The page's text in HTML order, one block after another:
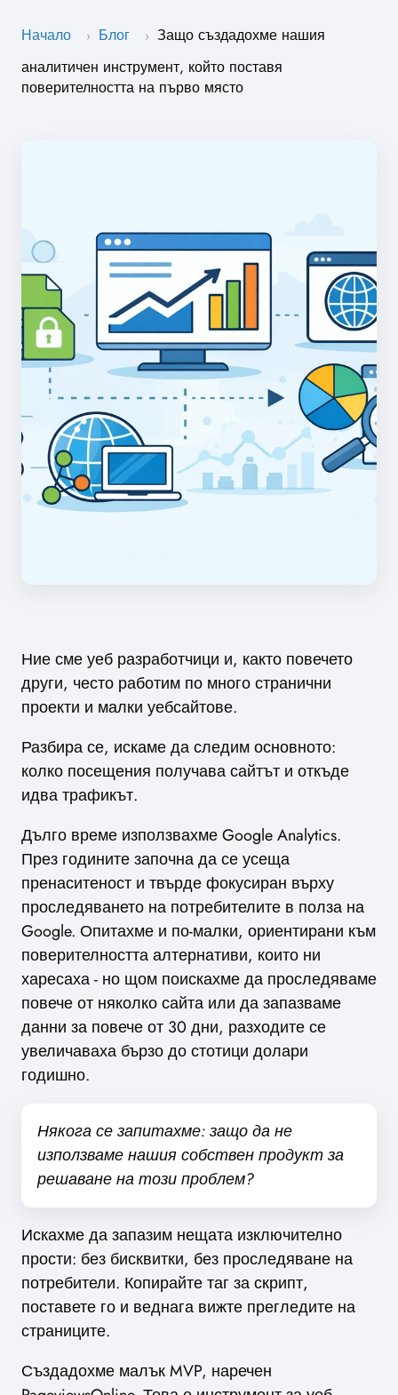
Начало › Блог › Защо създадохме нашия
аналитичен инструмент, който поставя
поверителността на първо място
Ние сме уеб разработчици и, както повечето
други, често работим по много странични
проекти и малки уебсайтове.
Разбира се, искаме да следим основното:
колко посещения получава сайтът и откъде
идва трафикът.
Дълго време използвахме Google Analytics.
През годините започна да се усеща
пренаситеност и твърде фокусиран върху
проследяването на потребителите в полза на
Google. Опитахме и по-малки, ориентирани към
поверителността алтернативи, които ни
харесаха - но щом поискахме да проследяваме
повече от няколко сайта или да запазваме
данни за повече от 30 дни, разходите се
увеличаваха бързо до стотици долари
годишно.
Някога се запитахме: защо да не
използваме нашия собствен продукт за
решаване на този проблем?
Искахме да запазим нещата изключително
прости: без бисквитки, без проследяване на
потребители. Копирайте таг за скрипт,
поставете го и веднага вижте прегледите на
страниците.
Създадохме малък MVP, наречен